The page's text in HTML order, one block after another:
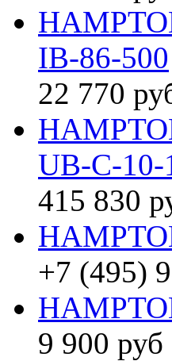
IB-86-500
22 770
UB-C-10-
415 830
+7 (495)
9 900 руб